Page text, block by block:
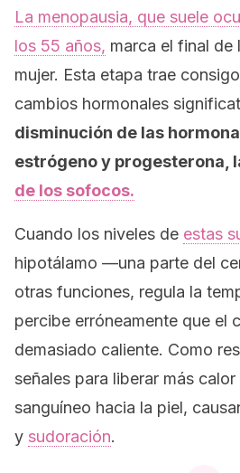
La menopausia, que suele
los 55 años, marca el final de
mujer. Esta etapa trae
cambios hormonales
disminución de las
estrógeno y progesterona,
de los sofocos.
Cuando los niveles de estas
hipotálamo —una parte del
otras funciones, regula la
percibe erróneamente que el
demasiado caliente. Como
señales para liberar más
sanguíneo hacia la piel,
y sudoración.